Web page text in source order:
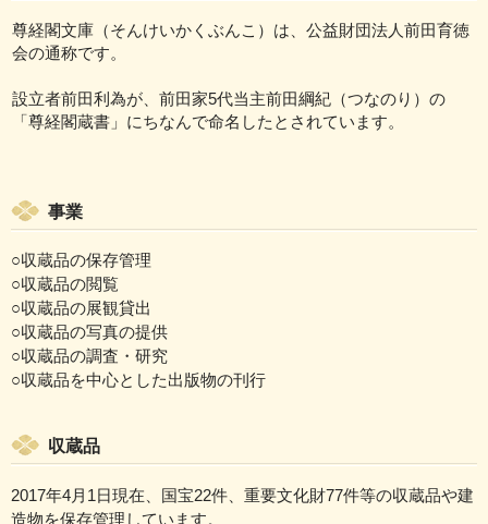
尊経閣文庫（そんけいかくぶんこ）は、公益財団法人前田育徳
会の通称です。
設立者前田利為が、前田家5代当主前田綱紀（つなのり）の
「尊経閣蔵書」にちなんで命名したとされています。
事業
○収蔵品の保存管理
○収蔵品の閲覧
○収蔵品の展観貸出
○収蔵品の写真の提供
○収蔵品の調査・研究
○収蔵品を中心とした出版物の刊行
収蔵品
2017年4月1日現在、国宝22件、重要文化財77件等の収蔵品や建
造物を保存管理しています。